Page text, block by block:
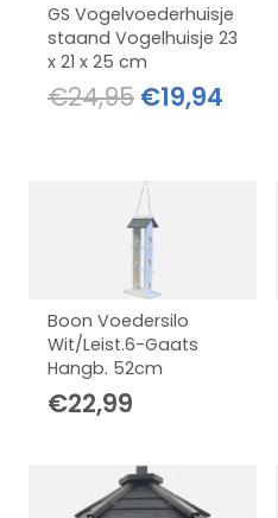
GS Vogelvoederhuisje
staand Vogelhuisje 23
x 21 x 25 cm
€24,95
€24,95.
€19,94
Boon Voedersilo
Wit/Leist.6-Gaats
Hangb. 52cm
€22,99